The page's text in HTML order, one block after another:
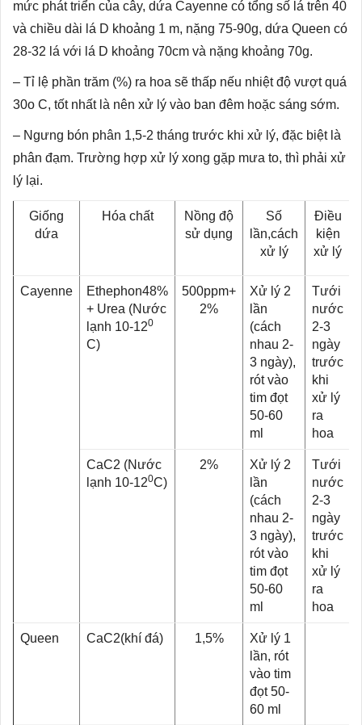
mức phát triển của cây, dứa Cayenne có tổng số lá trên 40
và chiều dài lá D khoảng 1 m, nặng 75-90g, dứa Queen có
28-32 lá với lá D khoảng 70cm và nặng khoảng 70g.
– Tỉ lệ phần trăm (%) ra hoa sẽ thấp nếu nhiệt độ vượt quá
30o C, tốt nhất là nên xử lý vào ban đêm hoặc sáng sớm.
– Ngưng bón phân 1,5-2 tháng trước khi xử lý, đặc biệt là
phân đạm. Trường hợp xử lý xong gặp mưa to, thì phải xử
lý lại.
Giống
dứa
Hóa chất
Nồng độ
sử dụng
Số
lần,cách
xử lý
Điều
kiện
xử lý
Cayenne
Ethephon48%
+ Urea (Nước
lạnh 10-120
C)
500ppm+
2%
Xử lý 2
lần
(cách
nhau 2-
3 ngày),
rót vào
tim đọt
50-60
ml
Tưới
nước
2-3
ngày
trước
khi
xử lý
ra
hoa
CaC2 (Nước
lạnh 10-120C)
2%
Xử lý 2
lần
(cách
nhau 2-
3 ngày),
rót vào
tim đọt
50-60
ml
Tưới
nước
2-3
ngày
trước
khi
xử lý
ra
hoa
Queen CaC2(khí đá) 1,5%
Xử lý 1
lần, rót
vào tim
đọt 50-
60 ml